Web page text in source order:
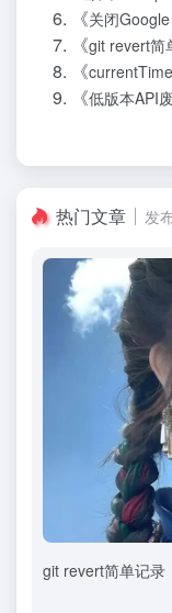
《关闭
《git revert简
《
《低版本API
热门文章 发
git revert简单记录